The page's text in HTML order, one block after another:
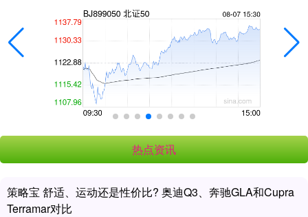
热点资讯
策略宝 舒适、运动还是性价比? 奥迪Q3、奔驰GLA和Cupra
Terramar对比